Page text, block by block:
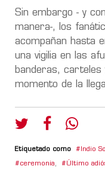
Sin embargo - y
manera-, los
acompañan hasta
una vigilia en las
banderas,
momento de la
Etiquetado como Indio
ceremonia, Último